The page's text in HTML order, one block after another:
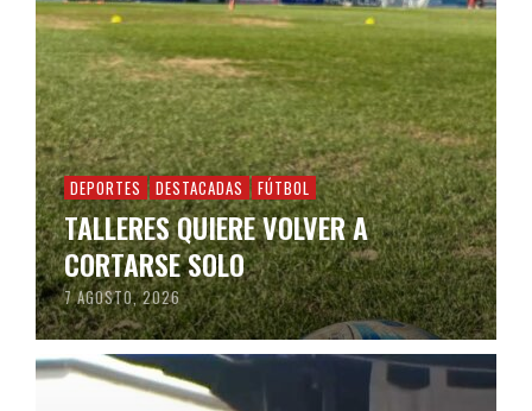
DEPORTES DESTACADAS FÚTBOL
TALLERES QUIERE VOLVER A
CORTARSE SOLO
7 AGOSTO, 2026